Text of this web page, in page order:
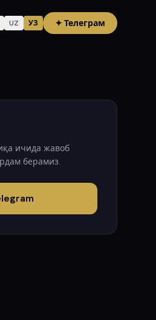
UZ УЗ ✦ Телеграм
ичида жавоб
берамиз.